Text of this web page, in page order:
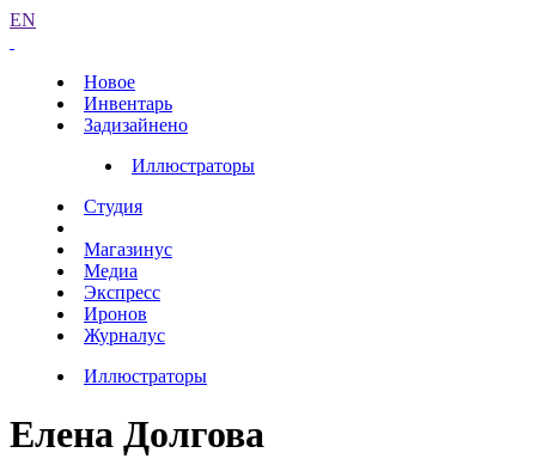
EN
Новое
Инвентарь
Задизайнено
Иллюстраторы
Студия
Магазинус
Медиа
Экспресс
Иронов
Журналус
Иллюстраторы
Елена Долгова